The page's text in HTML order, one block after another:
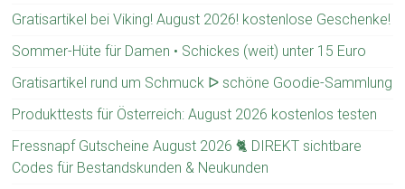
Gratisartikel bei Viking! August 2026! kostenlose Geschenke!
Sommer-Hüte für Damen • Schickes (weit) unter 15 Euro
Gratisartikel rund um Schmuck ᐅ schöne Goodie-Sammlung
Produkttests für Österreich: August 2026 kostenlos testen
Fressnapf Gutscheine August 2026 🐈 DIREKT sichtbare
Codes für Bestandskunden & Neukunden